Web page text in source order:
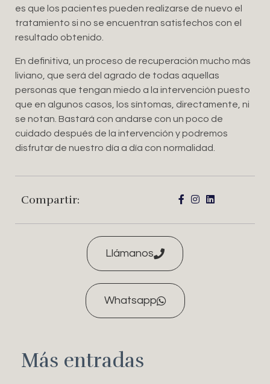
es que los pacientes pueden realizarse de nuevo el
tratamiento si no se encuentran satisfechos con el
resultado obtenido.
En definitiva, un proceso de recuperación mucho más
liviano, que será del agrado de todas aquellas
personas que tengan miedo a la intervención puesto
que en algunos casos, los síntomas, directamente, ni
se notan. Bastará con andarse con un poco de
cuidado después de la intervención y podremos
disfrutar de nuestro día a día con normalidad.
Compartir:
Llámanos
Whatsapp
Más entradas